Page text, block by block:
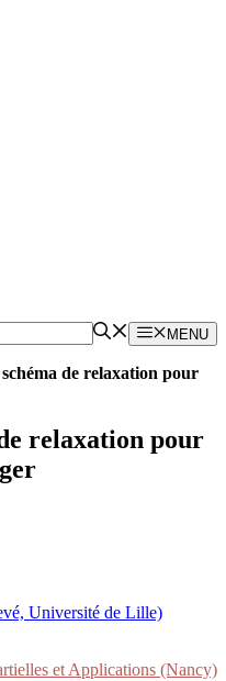
MENU
de relaxation pour
relaxation pour
Université de Lille)
et Applications (Nancy)